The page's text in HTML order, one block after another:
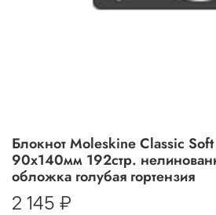
Блокнот Moleskine Classic
90x140мм 192стр.
обложка голубая гортензия
2 145 ₽